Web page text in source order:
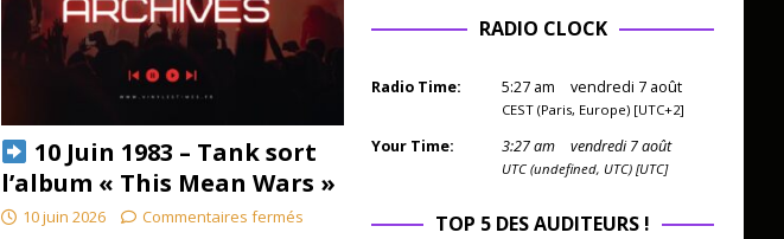
10 Juin 1983 – Tank sort
l’album « This Mean Wars »
10 juin 2026 Commentaires fermés
RADIO CLOCK
Radio Time: 5:27 am vendredi 7 août
CEST (Paris, Europe) [UTC+2]
Your Time: 3:27am vendredi 7 août
UTC (undefined, UTC) [UTC]
TOP 5 DES AUDITEURS !